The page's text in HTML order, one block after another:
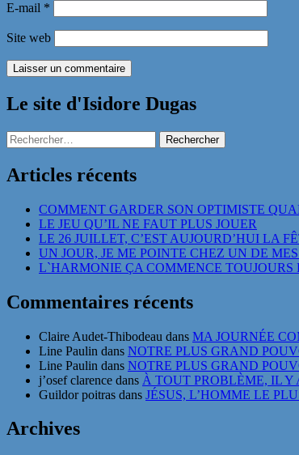
E-mail *
Site web
Le site d'Isidore Dugas
Rechercher :
Articles récents
COMMENT GARDER SON OPTIMISTE
LE JEU QU’IL NE FAUT PLUS JOUER
LE 26 JUILLET, C’EST AUJOURD’HUI LA
UN JOUR, JE ME POINTE CHEZ UN DE
L`HARMONIE ÇA COMMENCE TOUJOURS
Commentaires récents
Claire Audet-Thibodeau dans MA JOURNÉE
Line Paulin dans NOTRE PLUS GRAND
Line Paulin dans NOTRE PLUS GRAND
j’osef clarence dans À TOUT PROBLÈME, IL Y
Guildor poitras dans JÉSUS, L’HOMME LE
Archives